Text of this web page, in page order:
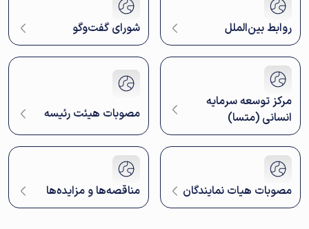
روابط بین‌الملل شورای گفت‌وگو
مرکز توسعه سرمایه
انسانی (متسا)
مصوبات هیئت رئیسه
مصوبات هیات نمایندگان مناقصه‌ها و مزایده‌ها